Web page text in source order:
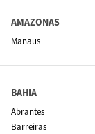
AMAZONAS
Manaus
BAHIA
Abrantes
Barreiras